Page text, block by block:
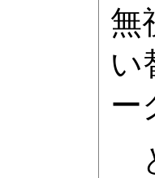
無
い
ー